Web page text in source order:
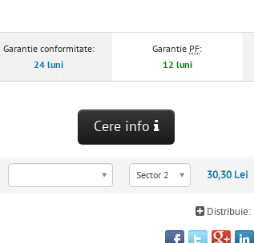
Garantie conformitate:
24 luni
Garantie PF:
12 luni
Cere info
Sector 2 30,30 Lei
Distribuie: